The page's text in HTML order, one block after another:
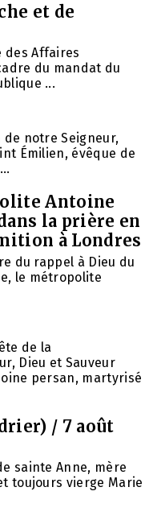
et de
des Affaires
du mandat du
...
notre Seigneur,
Émilien, évêque de
Antoine
la prière en
à Londres
du rappel à Dieu du
le métropolite
de la
Dieu et Sauveur
persan, martyrisé
/ 7 août
sainte Anne, mère
toujours vierge Marie